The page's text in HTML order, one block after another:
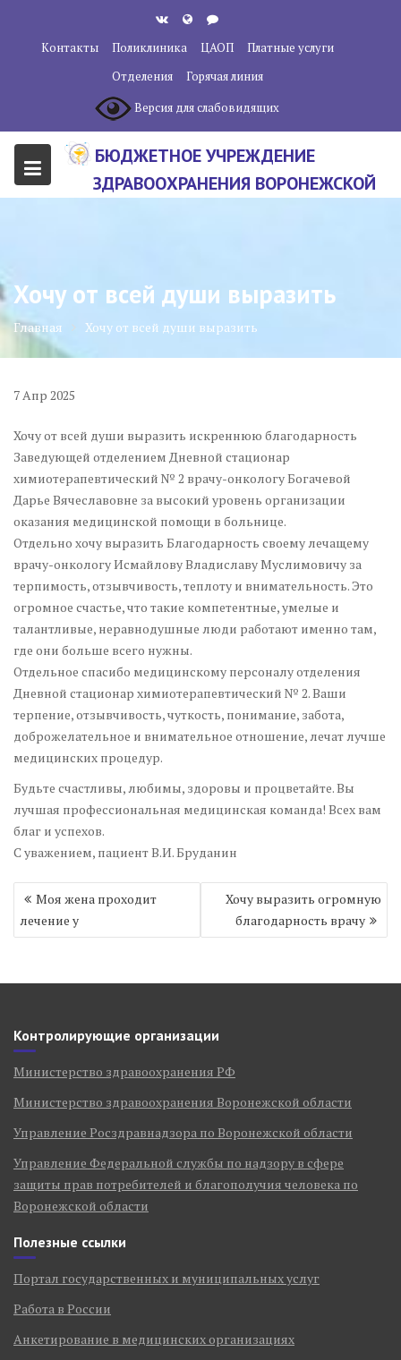
содержанию
Контакты Поликлиника ЦАОП
Платные услуги
Отделения
Горячая линия
Версия для слабовидящих
БЮДЖЕТНОЕ УЧРЕЖДЕНИЕ
ЗДРАВООХРАНЕНИЯ ВОРОНЕЖСКОЙ
ЦЕНТР"
Хочу от всей души выразить
Главная Хочу от всей души выразить
7Апр 2025
Хочу от всей души выразить искреннюю благодарность
Заведующей отделением Дневной стационар
химиотерапевтический № 2 врачу-онкологу Богачевой
Дарье Вячеславовне за высокий уровень организации
оказания медицинской помощи в больнице.
Отдельно хочу выразить Благодарность своему лечащему
врачу-онкологу Исмайлову Владиславу Муслимовичу за
терпимость, отзывчивость, теплоту и внимательность. Это
огромное счастье, что такие компетентные, умелые и
талантливые, неравнодушные люди работают именно там,
где они больше всего нужны.
Отдельное спасибо медицинскому персоналу отделения
Дневной стационар химиотерапевтический № 2. Ваши
терпение, отзывчивость, чуткость, понимание, забота,
доброжелательное и внимательное отношение, лечат лучше
медицинских процедур.
Будьте счастливы, любимы, здоровы и процветайте. Вы
лучшая профессиональная медицинская команда! Всех вам
благ и успехов.
С уважением, пациент В.И. Бруданин
Навигация
по
записям
Моя жена проходит
лечение у
Хочу выразить огромную
благодарность врачу
Контролирующие организации
Министерство здравоохранения РФ
Министерство здравоохранения Воронежской области
Управление Росздравнадзора по Воронежской области
Управление Федеральной службы по надзору в сфере
защиты прав потребителей и благополучия человека по
Воронежской области
Полезные ссылки
Портал государственных и муниципальных услуг
Работа в России
Анкетирование в медицинских организациях